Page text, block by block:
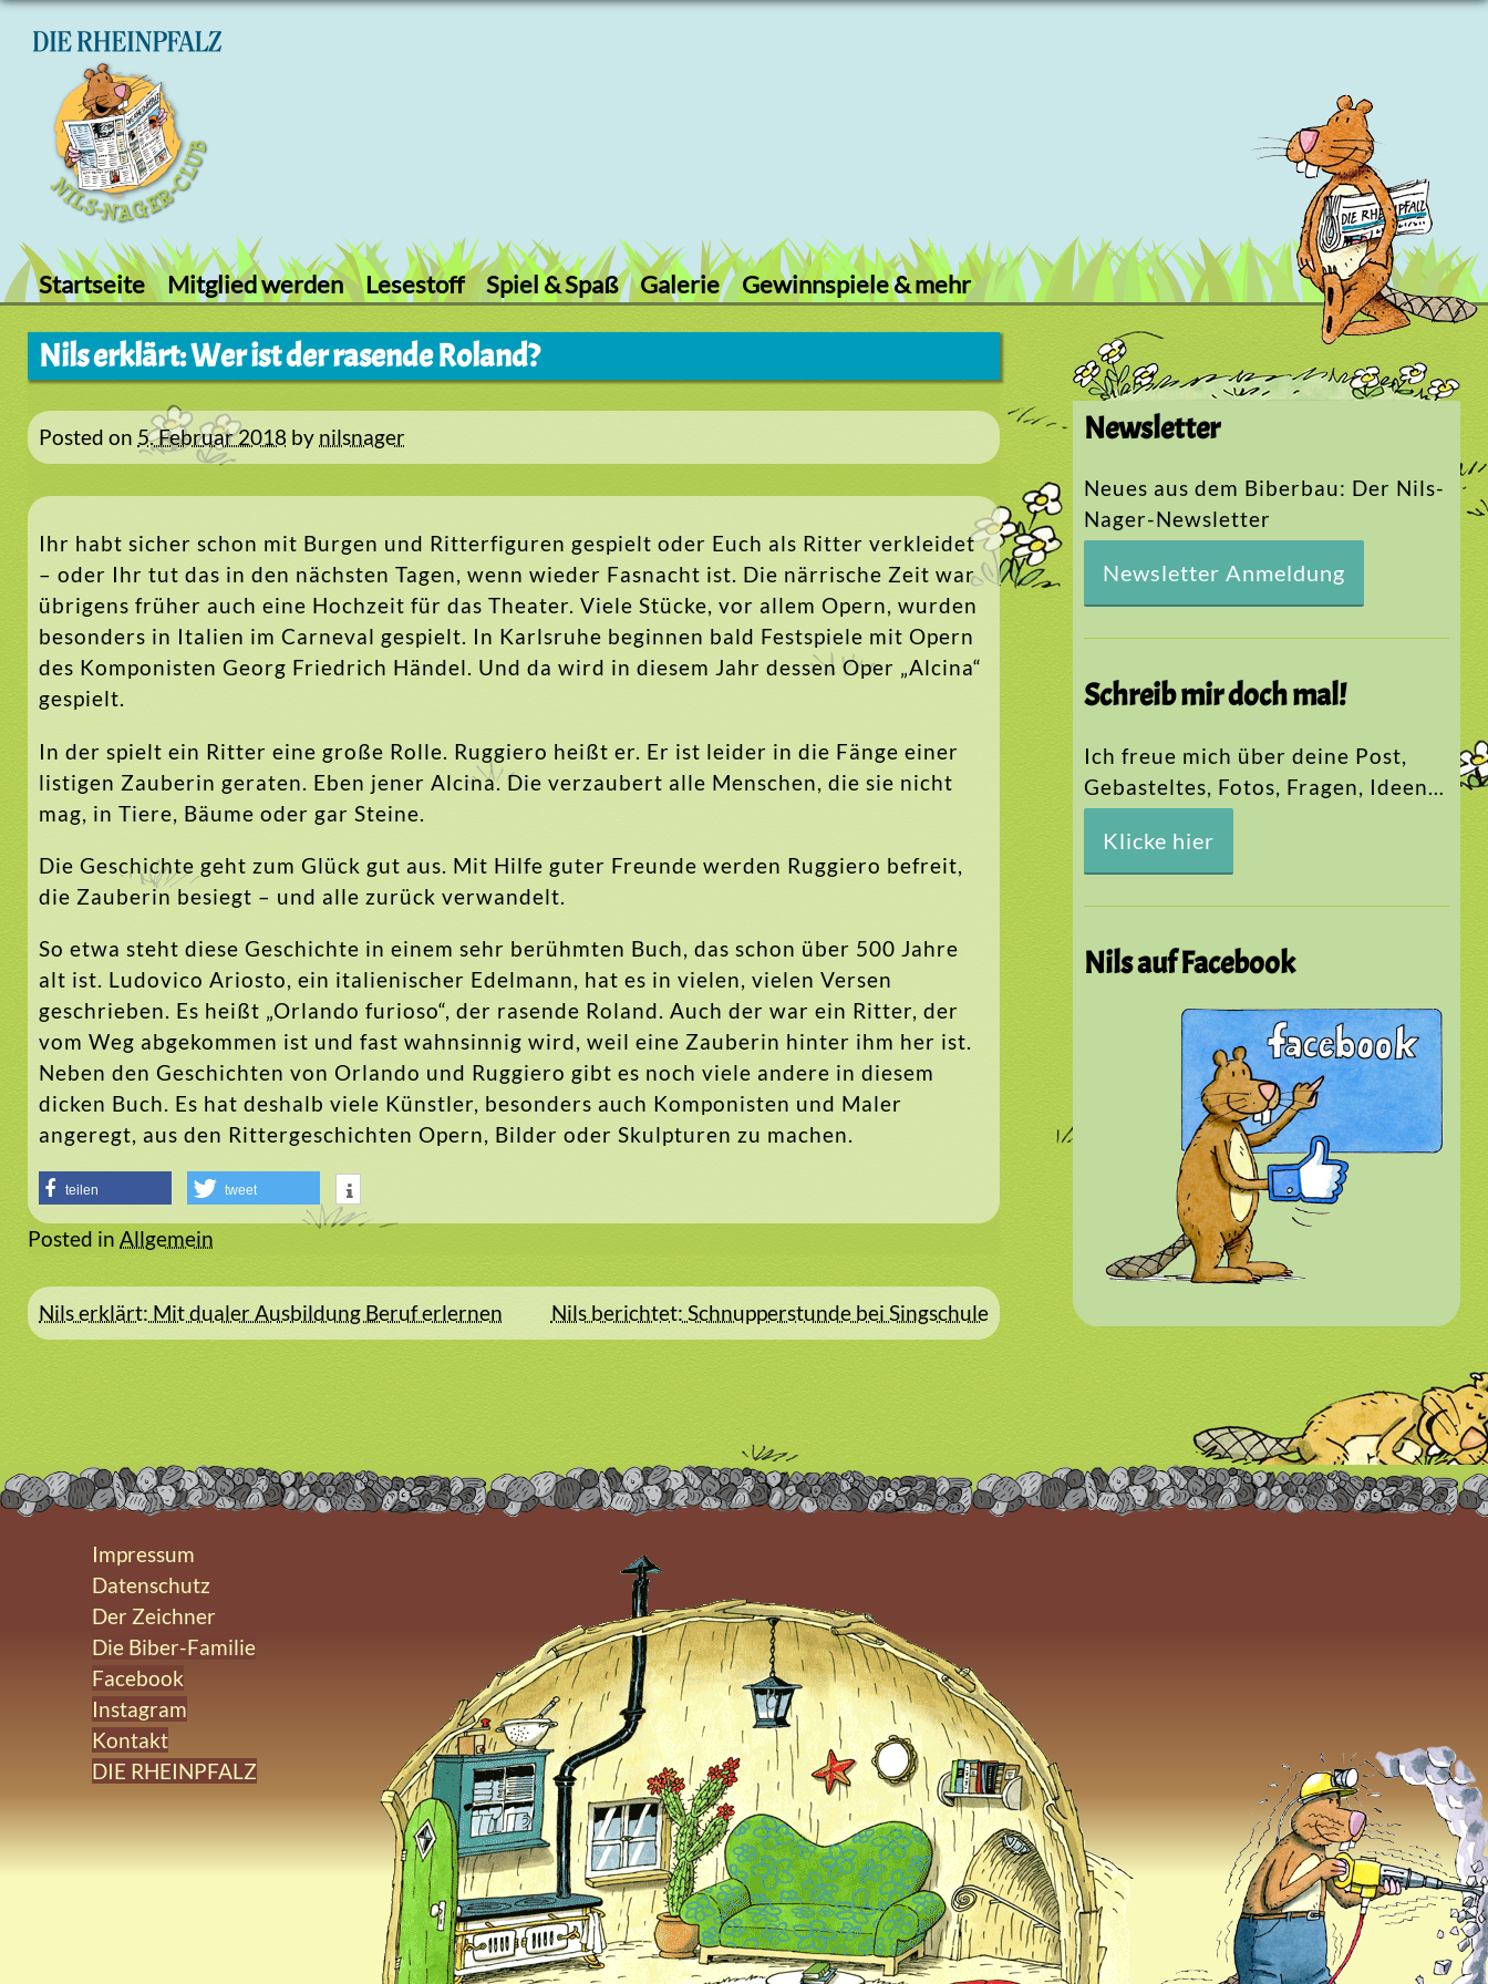
Skip
Startseite Mitglied werden Lesestoff Spiel & Spaß Galerie Gewinnspiele & mehr
Nils erklärt: Wer ist der rasende Roland?
Posted on 5. Februar 2018 by nilsnager
Ihr habt sicher schon mit Burgen und Ritterfiguren gespielt oder Euch als Ritter verkleidet
– oder Ihr tut das in den nächsten Tagen, wenn wieder Fasnacht ist. Die närrische Zeit war
übrigens früher auch eine Hochzeit für das Theater. Viele Stücke, vor allem Opern, wurden
besonders in Italien im Carneval gespielt. In Karlsruhe beginnen bald Festspiele mit Opern
des Komponisten Georg Friedrich Händel. Und da wird in diesem Jahr dessen Oper „Alcina“
gespielt.
In der spielt ein Ritter eine große Rolle. Ruggiero heißt er. Er ist leider in die Fänge einer
listigen Zauberin geraten. Eben jener Alcina. Die verzaubert alle Menschen, die sie nicht
mag, in Tiere, Bäume oder gar Steine.
Die Geschichte geht zum Glück gut aus. Mit Hilfe guter Freunde werden Ruggiero befreit,
die Zauberin besiegt – und alle zurück verwandelt.
So etwa steht diese Geschichte in einem sehr berühmten Buch, das schon über 500 Jahre
alt ist. Ludovico Ariosto, ein italienischer Edelmann, hat es in vielen, vielen Versen
geschrieben. Es heißt „Orlando furioso“, der rasende Roland. Auch der war ein Ritter, der
vom Weg abgekommen ist und fast wahnsinnig wird, weil eine Zauberin hinter ihm her ist.
Neben den Geschichten von Orlando und Ruggiero gibt es noch viele andere in diesem
dicken Buch. Es hat deshalb viele Künstler, besonders auch Komponisten und Maler
angeregt, aus den Rittergeschichten Opern, Bilder oder Skulpturen zu machen.
teilen tweet
Posted in Allgemein
Beitragsnavigation
Nils erklärt: Mit dualer Ausbildung Beruf erlernen Nils berichtet: Schnupperstunde bei Singschule
Newsletter
Neues aus dem Biberbau: Der Nils-
Nager-Newsletter
Newsletter Anmeldung
Schreib mir doch mal!
Ich freue mich über deine Post,
Gebasteltes, Fotos, Fragen, Ideen…
Klicke hier
Nils auf Facebook
Impressum
Datenschutz
Der Zeichner
Die Biber-Familie
Facebook
Instagram
Kontakt
DIE RHEINPFALZ